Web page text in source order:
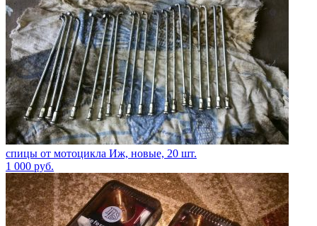
спицы от мотоцикла Иж, новые, 20 шт.
1 000 руб.